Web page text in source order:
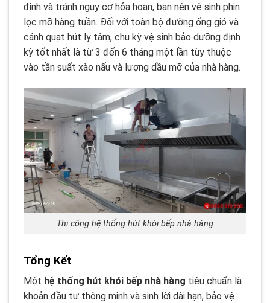
định và tránh nguy cơ hỏa hoạn, bạn nên vệ sinh phin
lọc mỡ hàng tuần. Đối với toàn bộ đường ống gió và
cánh quạt hút ly tâm, chu kỳ vệ sinh bảo dưỡng định
kỳ tốt nhất là từ 3 đến 6 tháng một lần tùy thuộc
vào tần suất xào nấu và lượng dầu mỡ của nhà hàng.
Thi công hệ thống hút khói bếp nhà hàng
Tổng Kết
Một hệ thống hút khói bếp nhà hàng tiêu chuẩn là
khoản đầu tư thông minh và sinh lời dài hạn, bảo vệ